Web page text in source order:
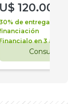
U$ 120.000
de entrega +
Financialo en 3 años
Consultar